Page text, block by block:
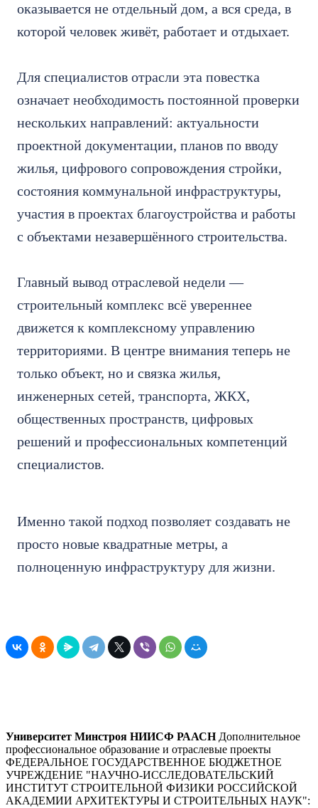
оказывается не отдельный дом, а вся среда, в
которой человек живёт, работает и отдыхает.
Для специалистов отрасли эта повестка
означает необходимость постоянной проверки
нескольких направлений: актуальности
проектной документации, планов по вводу
жилья, цифрового сопровождения стройки,
состояния коммунальной инфраструктуры,
участия в проектах благоустройства и работы
с объектами незавершённого строительства.
Главный вывод отраслевой недели —
строительный комплекс всё увереннее
движется к комплексному управлению
территориями. В центре внимания теперь не
только объект, но и связка жилья,
инженерных сетей, транспорта, ЖКХ,
общественных пространств, цифровых
решений и профессиональных компетенций
специалистов.
Именно такой подход позволяет создавать не
просто новые квадратные метры, а
полноценную инфраструктуру для жизни.
Университет Минстроя НИИСФ РААСН Дополнительное
профессиональное образование и отраслевые проекты
ФЕДЕРАЛЬНОЕ ГОСУДАРСТВЕННОЕ БЮДЖЕТНОЕ
УЧРЕЖДЕНИЕ "НАУЧНО-ИССЛЕДОВАТЕЛЬСКИЙ
ИНСТИТУТ СТРОИТЕЛЬНОЙ ФИЗИКИ РОССИЙСКОЙ
АКАДЕМИИ АРХИТЕКТУРЫ И СТРОИТЕЛЬНЫХ НАУК":